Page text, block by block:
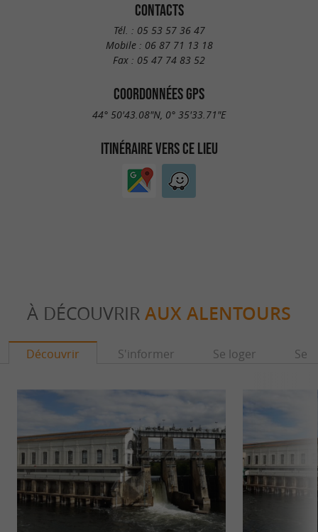
CONTACTS
Tél. : 05 53 57 36 47
Mobile : 06 87 71 13 18
Fax : 05 47 74 83 52
COORDONNÉES GPS
44° 50'43.08"N, 0° 35'33.71"E
ITINÉRAIRE VERS CE LIEU
À DÉCOUVRIR AUX ALENTOURS
Découvrir S'informer Se loger Se